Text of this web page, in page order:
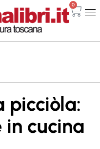
0
picciòla:
cucina